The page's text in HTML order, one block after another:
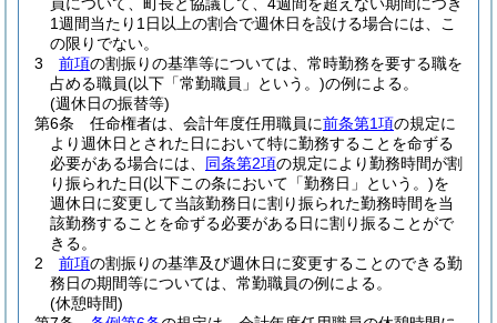
1週間当たり1日以上の割合で週休日を設ける場合には、こ
の限りでない。
3
前項の割振りの基準等については、常時勤務を要する職を
占める職員(以下「常勤職員」という。)の例による。
(週休日の振替等)
第6条
任命権者は、会計年度任用職員に前条第1項の規定に
より週休日とされた日において特に勤務することを命ずる
必要がある場合には、 同条第2項の規定により勤務時間が割
り振られた日(以下この条において「勤務日」という。)を
週休日に変更して当該勤務日に割り振られた勤務時間を当
該勤務することを命ずる必要がある日に割り振ることがで
きる。
2
前項の割振りの基準及び週休日に変更することのできる勤
務日の期間等については、常勤職員の例による。
(休憩時間)